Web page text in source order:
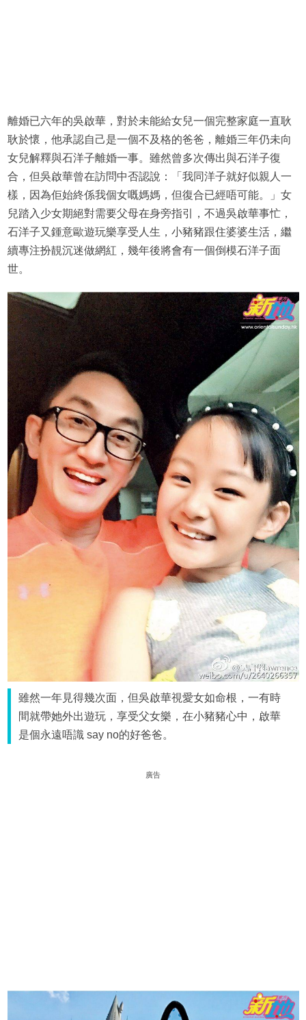
離婚已六年的吳啟華，對於未能給女兒一個完整家庭一直耿
耿於懷，他承認自己是一個不及格的爸爸，離婚三年仍未向
女兒解釋與石洋子離婚一事。雖然曾多次傳出與石洋子復
合，但吳啟華曾在訪問中否認說：「我同洋子就好似親人一
樣，因為佢始終係我個女嘅媽媽，但復合已經唔可能。」女
兒踏入少女期絕對需要父母在身旁指引，不過吳啟華事忙，
石洋子又鍾意歐遊玩樂享受人生，小豬豬跟住婆婆生活，繼
續專注扮靚沉迷做網紅，幾年後將會有一個倒模石洋子面
世。
雖然一年見得幾次面，但吳啟華視愛女如命根，一有時
間就帶她外出遊玩，享受父女樂，在小豬豬心中，啟華
是個永遠唔識 say no的好爸爸。
廣告